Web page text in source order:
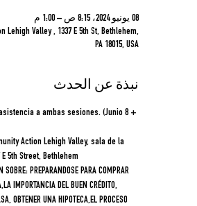
08 يونيو 2024، 8:15 ص – 1:00 م
Lehigh Valley , 1337 E 5th St, Bethlehem,
PA 18015, USA
نبذة عن الحدث
a ambas sesiones. (Junio 8 +
Action Lehigh Valley, sala de la
5th Street, Bethlehem
SOBRE: PREPARANDOSE PARA COMPRAR
IMPORTANCIA DEL BUEN CRÉDITO,
OBTENER UNA HIPOTECA,EL PROCESO